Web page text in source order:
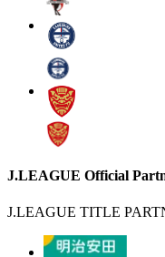
J.LEAGUE Official
J.LEAGUE TITLE